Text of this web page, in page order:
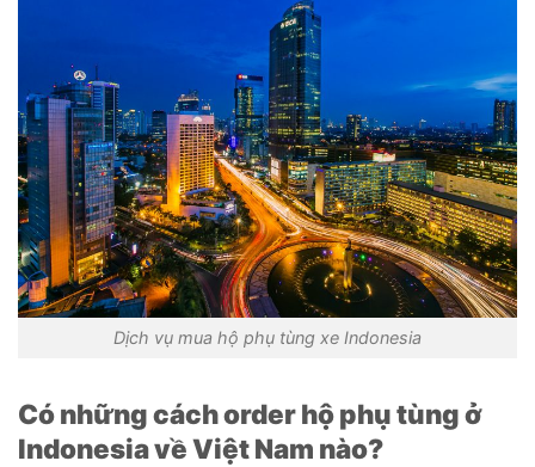
Dịch vụ mua hộ phụ tùng xe Indonesia
Có những cách order hộ phụ tùng ở
Indonesia về Việt Nam nào?